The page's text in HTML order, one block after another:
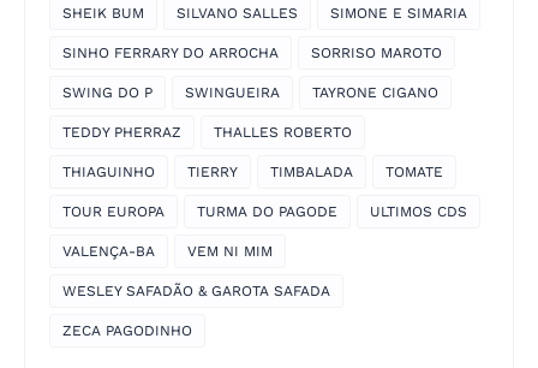
SHEIK BUM SILVANO SALLES SIMONE E SIMARIA
SINHO FERRARY DO ARROCHA SORRISO MAROTO
SWING DO P SWINGUEIRA TAYRONE CIGANO
TEDDY PHERRAZ THALLES ROBERTO
THIAGUINHO TIERRY TIMBALADA TOMATE
TOUR EUROPA TURMA DO PAGODE ULTIMOS CDS
VALENÇA-BA VEM NI MIM
WESLEY SAFADÃO & GAROTA SAFADA
ZECA PAGODINHO